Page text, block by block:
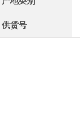
供货号